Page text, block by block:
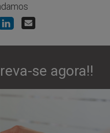
se agora!!